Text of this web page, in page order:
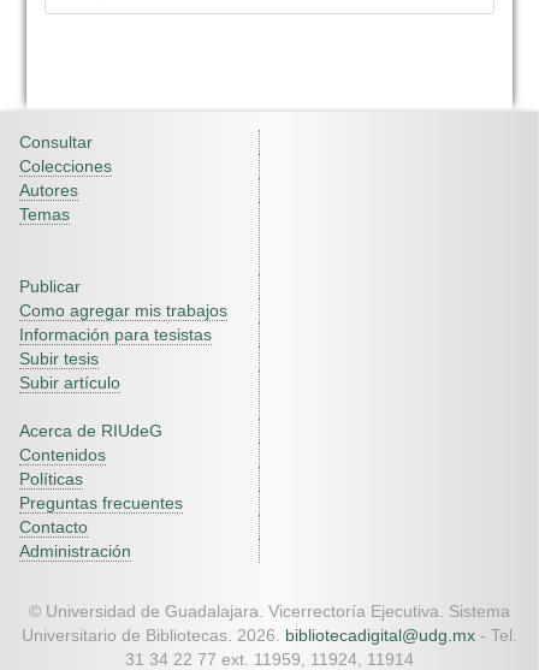
Consultar
Colecciones
Autores
Temas
Publicar
Como agregar mis trabajos
Información para tesistas
Subir tesis
Subir artículo
Acerca de RIUdeG
Contenidos
Políticas
Preguntas frecuentes
Contacto
Administración
© Universidad de Guadalajara. Vicerrectoría Ejecutiva. Sistema
Universitario de Bibliotecas. 2026. bibliotecadigital@udg.mx - Tel.
31 34 22 77 ext. 11959, 11924, 11914